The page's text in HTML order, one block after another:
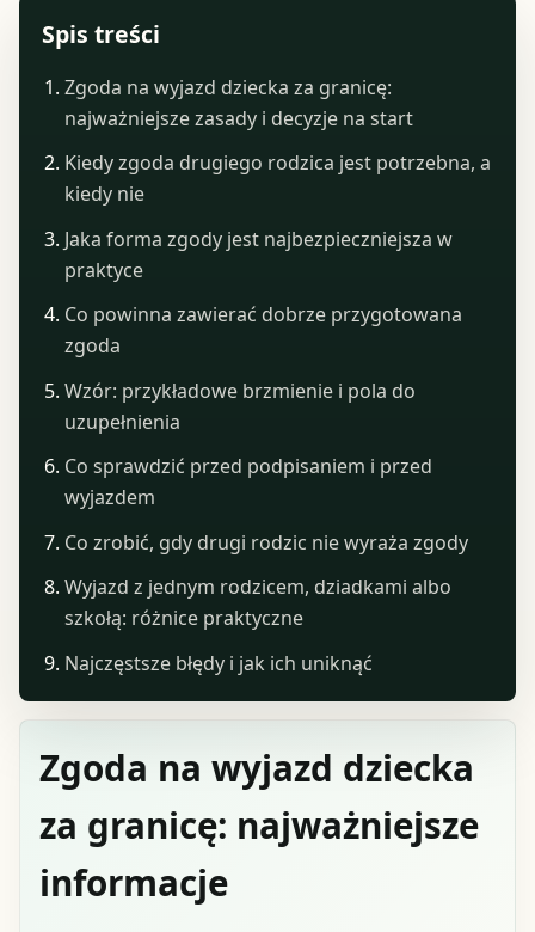
Zgoda na wyjazd dziecka
za granicę: najważniejsze
informacje
Spis treści
Zgoda na wyjazd dziecka za granicę:
najważniejsze zasady i decyzje na start
Kiedy zgoda drugiego rodzica jest potrzebna, a
kiedy nie
Jaka forma zgody jest najbezpieczniejsza w
praktyce
Co powinna zawierać dobrze przygotowana
zgoda
Wzór: przykładowe brzmienie i pola do
uzupełnienia
Co sprawdzić przed podpisaniem i przed
wyjazdem
Co zrobić, gdy drugi rodzic nie wyraża zgody
Wyjazd z jednym rodzicem, dziadkami albo
szkołą: różnice praktyczne
Najczęstsze błędy i jak ich uniknąć